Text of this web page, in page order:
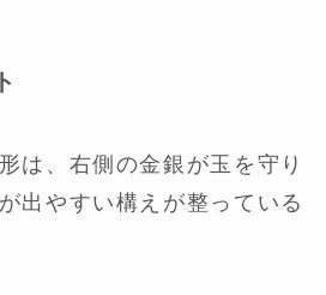
は、右側の金銀が玉を守り
出やすい構えが整っている